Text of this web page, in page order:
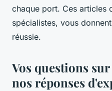
chaque port. Ces articles
spécialistes, vous
réussie.
Vos questions
nos réponses